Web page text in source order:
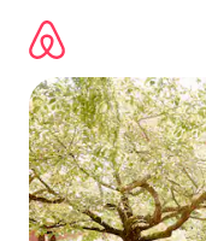
kwenda
kwenye
maudhui